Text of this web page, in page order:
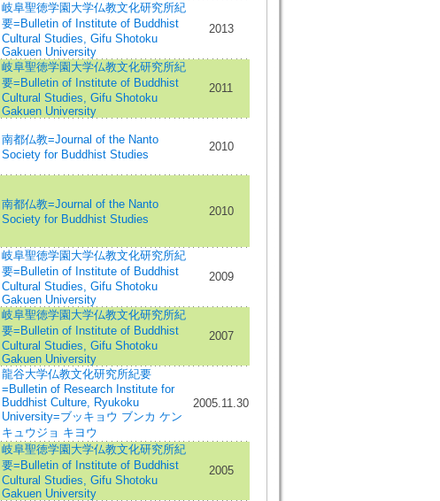
岐阜聖徳学園大学仏教文化研究所紀
要=Bulletin of Institute of Buddhist
Cultural Studies, Gifu Shotoku
Gakuen University
2013
岐阜聖徳学園大学仏教文化研究所紀
要=Bulletin of Institute of Buddhist
Cultural Studies, Gifu Shotoku
Gakuen University
2011
南都仏教=Journal of the Nanto
Society for Buddhist Studies
2010
南都仏教=Journal of the Nanto
Society for Buddhist Studies
2010
岐阜聖徳学園大学仏教文化研究所紀
要=Bulletin of Institute of Buddhist
Cultural Studies, Gifu Shotoku
Gakuen University
2009
岐阜聖徳学園大学仏教文化研究所紀
要=Bulletin of Institute of Buddhist
Cultural Studies, Gifu Shotoku
Gakuen University
2007
龍谷大学仏教文化研究所紀要
=Bulletin of Research Institute for
Buddhist Culture, Ryukoku
University=ブッキョウ ブンカ ケン
キュウジョ キヨウ
2005.11.30
岐阜聖徳学園大学仏教文化研究所紀
要=Bulletin of Institute of Buddhist
Cultural Studies, Gifu Shotoku
Gakuen University
2005